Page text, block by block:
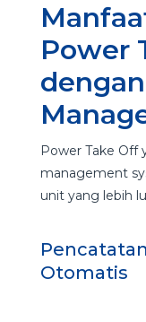
Power
Power Take
management
unit yang lebih
Otomatis